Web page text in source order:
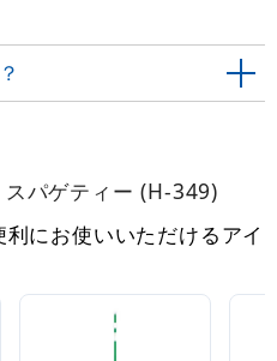
パゲティー (H-349)
にお使いいただけるアイ